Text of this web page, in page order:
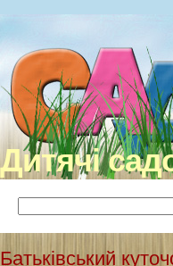
Дитячі
Батьківський